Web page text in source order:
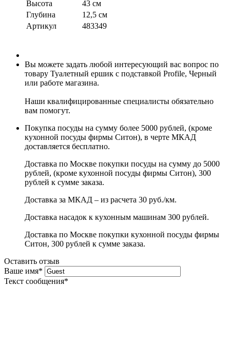
Высота
43 см
Глубина
12,5 см
Артикул
483349
Вы можете задать любой интересующий вас вопрос по
товару Туалетный ершик с подставкой Profile, Черный
или работе магазина.
Наши квалифицированные специалисты обязательно
вам помогут.
Покупка посуды на сумму более 5000 рублей, (кроме
кухонной посуды фирмы Ситон), в черте МКАД
доставляется бесплатно.
Доставка по Москве покупки посуды на сумму до 5000
рублей, (кроме кухонной посуды фирмы Ситон), 300
рублей к сумме заказа.
Доставка за МКАД – из расчета 30 руб./км.
Доставка насадок к кухонным машинам 300 рублей.
Доставка по Москве покупки кухонной посуды фирмы
Ситон, 300 рублей к сумме заказа.
Оставить отзыв
Ваше имя*
Текст сообщения*